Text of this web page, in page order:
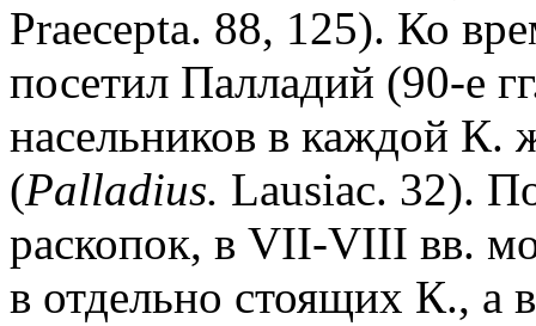
Praecepta. 88, 125). Ко
посетил Палладий (90-е
насельников в каждой К.
(Palladius. Lausiac. 32).
раскопок, в VII-VIII вв.
в отдельно стоящих К., а